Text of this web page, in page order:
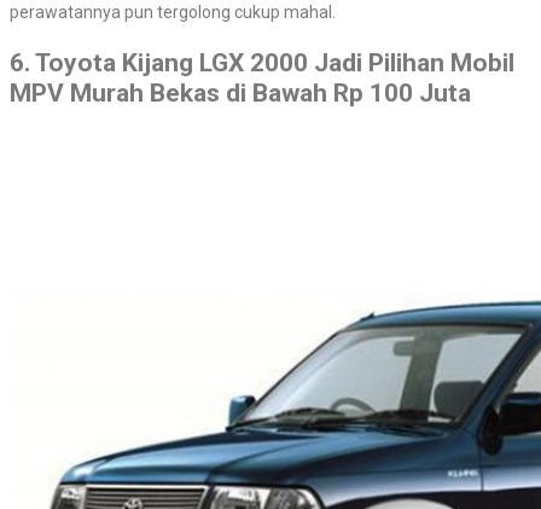
perawatannya pun tergolong cukup mahal.
6. Toyota Kijang LGX 2000 Jadi Pilihan Mobil
MPV Murah Bekas di Bawah Rp 100 Juta